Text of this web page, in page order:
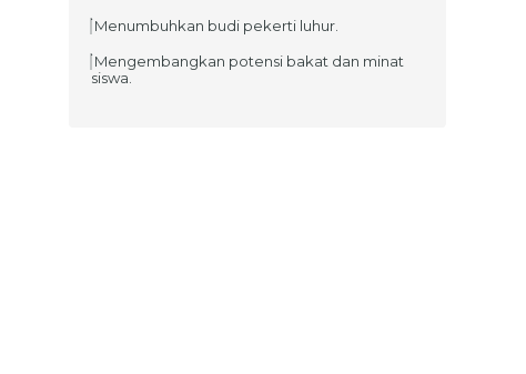
Menumbuhkan budi pekerti luhur.
Mengembangkan potensi bakat dan minat
siswa.